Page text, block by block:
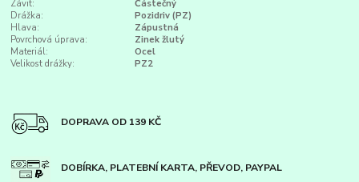
Závit:
Částečný
Drážka:
Pozidriv (PZ)
Hlava:
Zápustná
Povrchová úprava:
Zinek žlutý
Materiál:
Ocel
Velikost drážky:
PZ2
DOPRAVA OD 139 KČ
DOBÍRKA, PLATEBNÍ KARTA, PŘEVOD, PAYPAL